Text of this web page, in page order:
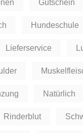
Gutschein
Hundeschule
Lieferservice
Natürlich
Rinderblut